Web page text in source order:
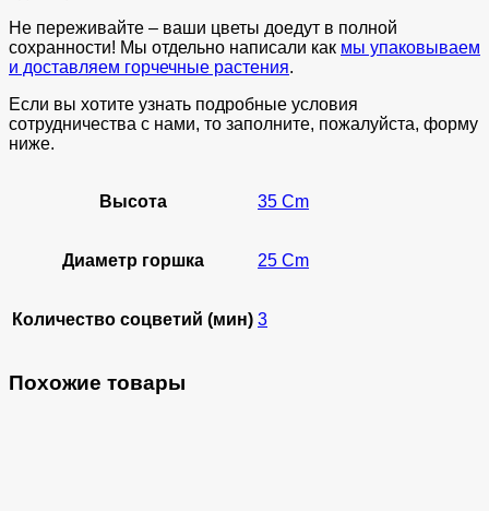
Не переживайте – ваши цветы доедут в полной
сохранности! Мы отдельно написали как мы упаковываем
и доставляем горчечные растения.
Если вы хотите узнать подробные условия
сотрудничества с нами, то заполните, пожалуйста, форму
ниже.
Высота 35 Cm
Диаметр горшка 25 Cm
Количество соцветий (мин) 3
Похожие товары